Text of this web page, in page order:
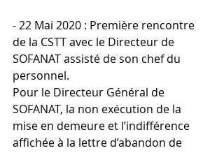
- 22 Mai 2020 : Première rencontre
de la CSTT avec le Directeur de
SOFANAT assisté de son chef du
personnel.
Pour le Directeur Général de
SOFANAT, la non exécution de la
mise en demeure et l’indifférence
affichée à la lettre d’abandon de